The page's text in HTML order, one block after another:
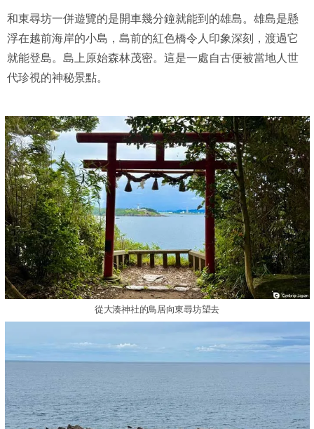
和東尋坊一併遊覽的是開車幾分鐘就能到的雄島。雄島是懸
浮在越前海岸的小島，島前的紅色橋令人印象深刻，渡過它
就能登島。島上原始森林茂密。這是一處自古便被當地人世
代珍視的神秘景點。
從大湊神社的鳥居向東尋坊望去